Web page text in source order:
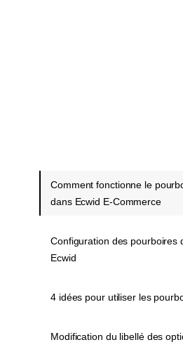
Comment fonctionne le
dans Ecwid E-Commerce
Configuration des pourboires
Ecwid
4 idées pour utiliser les
Modification du libellé des